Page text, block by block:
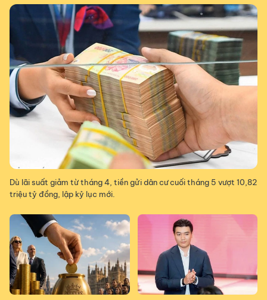
Dù lãi suất giảm từ tháng 4, tiền gửi dân cư cuối tháng 5 vượt 10,82
triệu tỷ đồng, lập kỷ lục mới.